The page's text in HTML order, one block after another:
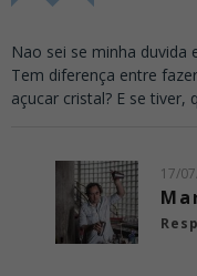
Nao sei se minha duvida
Tem diferença entre
açucar cristal? E se tiver,
17/